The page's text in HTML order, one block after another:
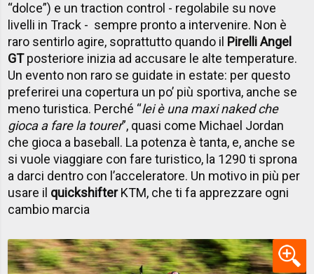
“dolce”) e un traction control - regolabile su nove
livelli in Track - sempre pronto a intervenire. Non è
raro sentirlo agire, soprattutto quando il Pirelli Angel
GTposteriore inizia ad accusare le alte temperature.
Un evento non raro se guidate in estate: per questo
preferirei una copertura un po’ più sportiva, anche se
meno turistica. Perché “lei è una maxi naked che
gioca a fare la tourer”, quasi come Michael Jordan
che gioca a baseball. La potenza è tanta, e, anche se
si vuole viaggiare con fare turistico, la 1290 ti sprona
a darci dentro con l’acceleratore. Un motivo in più per
usare il quickshifterKTM, che ti fa apprezzare ogni
cambio marcia